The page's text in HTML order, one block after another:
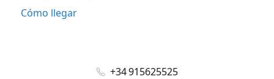
Cómo llegar
+34 915625525